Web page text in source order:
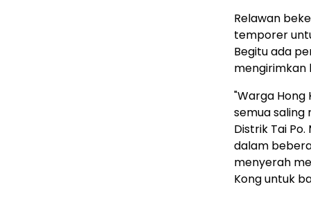
Relawan
temporer
Begitu ada
mengirimkan
"Warga
semua
Distrik Tai
dalam
menyerah
Konguntuk